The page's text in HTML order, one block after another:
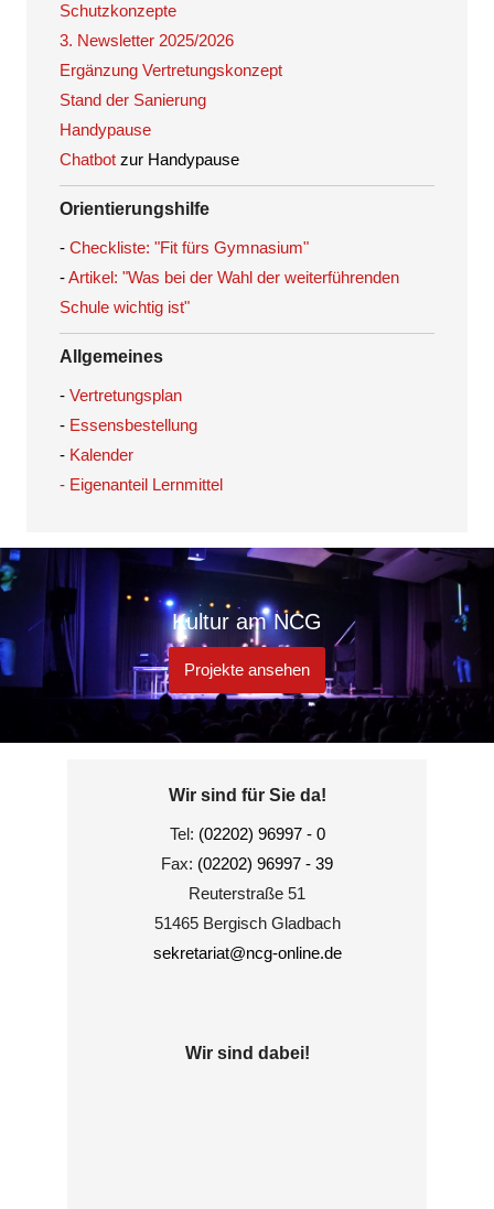
Schutzkonzepte
3. Newsletter 2025/2026
Ergänzung Vertretungskonzept
Stand der Sanierung
Handypause
Chatbotzur Handypause
Orientierungshilfe
- Checkliste: "Fit fürs Gymnasium"
-Artikel: "Was bei der Wahl der weiterführenden
Schule wichtig ist"
Allgemeines
- Vertretungsplan
- Essensbestellung
- Kalender
- Eigenanteil Lernmittel
Kultur am NCG
Projekte ansehen
Wir sind für Sie da!
Tel: (02202) 96997 - 0
Fax: (02202) 96997 - 39
Reuterstraße 51
51465 Bergisch Gladbach
sekretariat@ncg-online.de
Wir sind dabei!